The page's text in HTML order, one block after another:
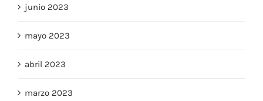
junio 2023
mayo 2023
abril 2023
marzo 2023